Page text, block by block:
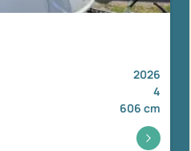
2026
4
606 cm